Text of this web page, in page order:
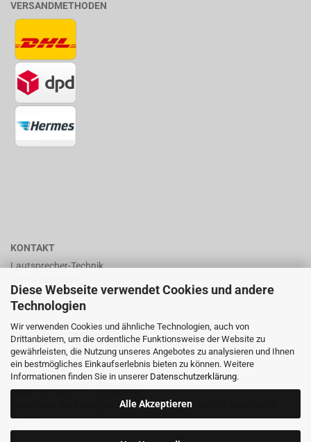
Diese Webseite verwendet Cookies und andere
Technologien
Wir verwenden Cookies und ähnliche Technologien, auch von
Drittanbietern, um die ordentliche Funktionsweise der Website zu
gewährleisten, die Nutzung unseres Angebotes zu analysieren und Ihnen
ein bestmögliches Einkaufserlebnis bieten zu können. Weitere
Informationen finden Sie in unserer Datenschutzerklärung.
Alle Akzeptieren
VERSANDMETHODEN
KONTAKT
Lautsprecher-Technik
Frankenhäuserstr. 65
99706 Sondershausen
shop@lautsprecher-technik.de
Tel.: +49 (0) 36 32 / 757 876
Fax: +49 (0) 36 32 / 757 875
Mobil: +49 (0) 173 / 32 44 770
kostenlose Beratung per Email oder Telefon nur für registrierte
Kunden